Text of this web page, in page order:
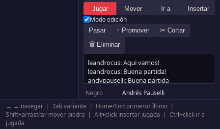
Jugar Mover Ir a Insertar
Modo edición
Pasar ↑ Promover
✂ Cortar
🗑 Eliminar
Negro
Andrés Pauselli
Blanco
Leandro Matias Cusnir
Resultado
Negro por abandono
← → navegar | Tab variante | Home/End primero/último |
Shift+arrastrar mover piedra | Alt+click insertar jugada | Ctrl+click ir a
jugada